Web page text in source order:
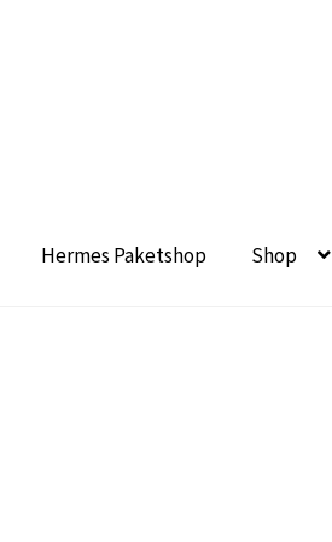
Hermes Paketshop Shop